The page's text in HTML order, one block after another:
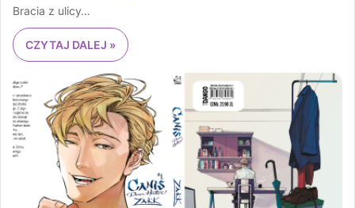
Bracia z ulicy…
CZYTAJ DALEJ »